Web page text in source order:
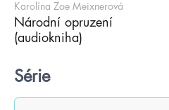
Karolína Zoe Meixnerová
Národní opruzení
(audiokniha)
Série